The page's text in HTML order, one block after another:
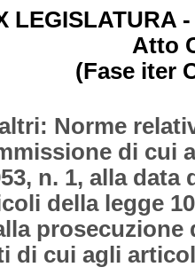
LEGISLATURA
Atto
(Fase iter
Norme
di cui
n. 1, alla
della legge
di cui agli